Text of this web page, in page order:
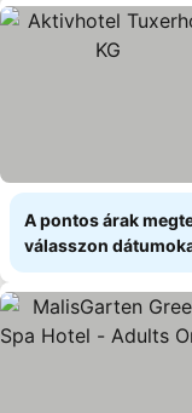
A pontos árak
válasszon